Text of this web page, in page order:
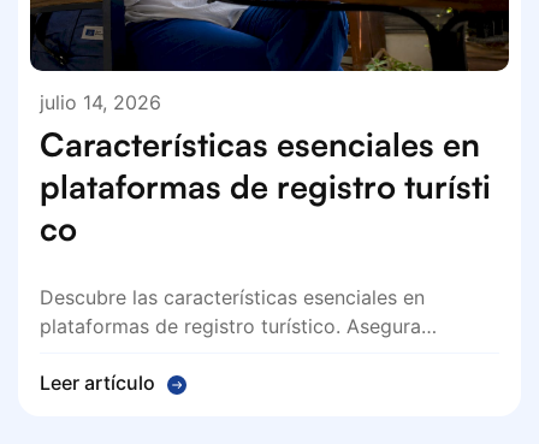
julio 14, 2026
Características esenciales en
plataformas de registro turísti
co
Descubre las características esenciales en
plataformas de registro turístico. Asegura…
Leer artículo